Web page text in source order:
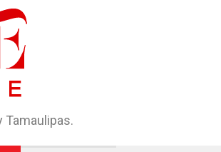
Tamaulipas.